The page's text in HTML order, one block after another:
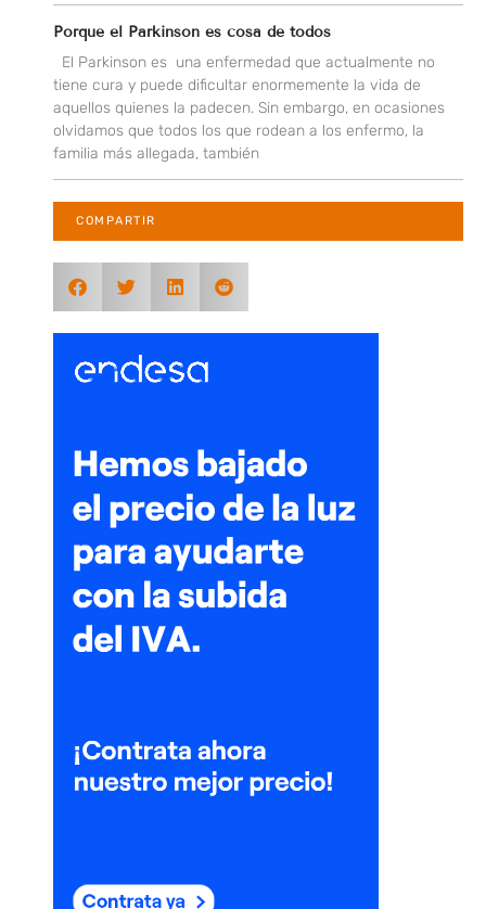
Porque el Parkinson es cosa de todos
El Parkinson es una enfermedad que actualmente no
tiene cura y puede dificultar enormemente la vida de
aquellos quienes la padecen. Sin embargo, en ocasiones
olvidamos que todos los que rodean a los enfermo, la
familia más allegada, también
COMPARTIR